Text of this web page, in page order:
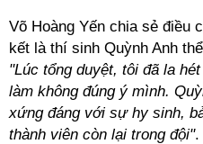
Võ Hoàng Yến chia sẻ điều
kết là thí sinh Quỳnh Anh
"Lúc tổng duyệt, tôi đã la
làm không đúng ý mình.
xứng đáng với sự hy sinh,
thành viên còn lại trong đội".